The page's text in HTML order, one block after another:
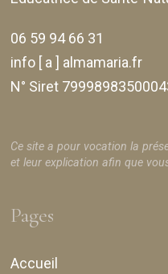
06 59 94 66 31
info [ a ] almamaria.fr
N° Siret
Ce site a pour vocation la
et leur explication afin que
Pages
Accueil